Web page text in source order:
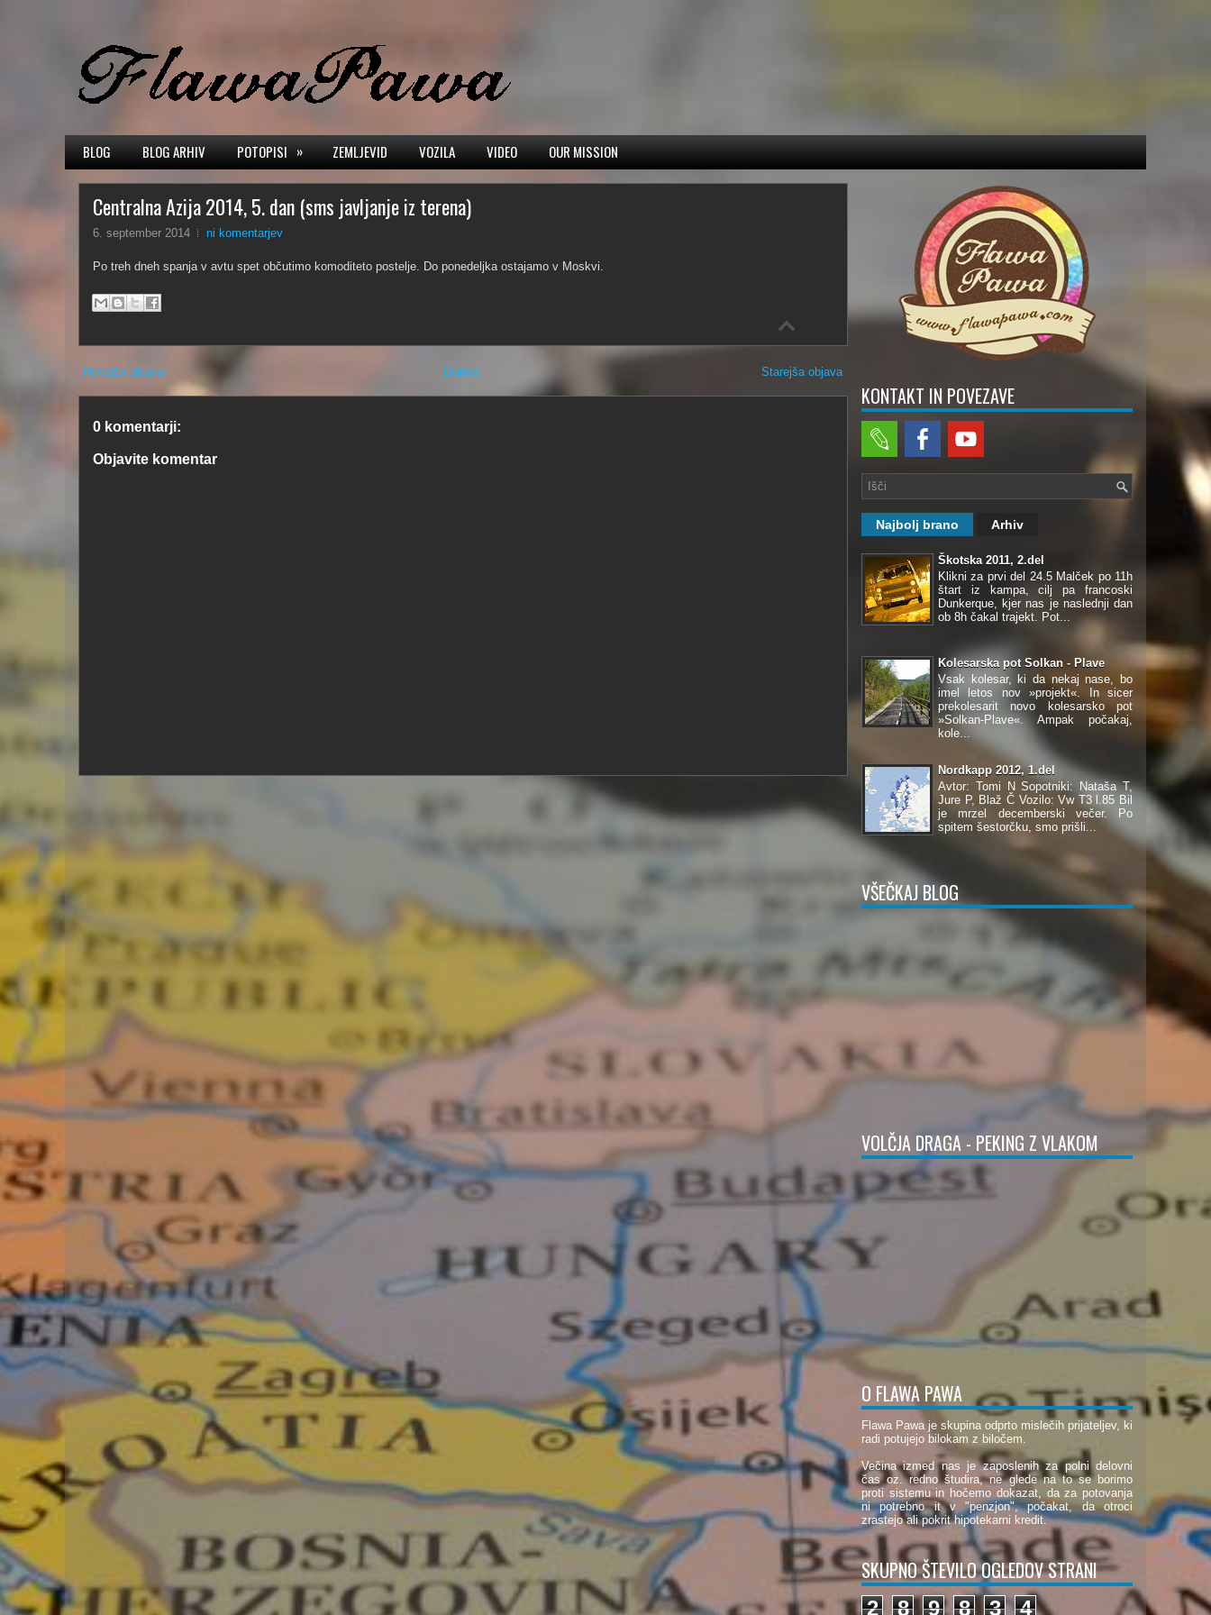
BLOG BLOG ARHIV POTOPISI » ZEMLJEVID VOZILA VIDEO OUR MISSION
Centralna Azija 2014, 5. dan (sms javljanje iz terena)
6. september 2014 ni komentarjev
Po treh dneh spanja v avtu spet občutimo komoditeto postelje. Do ponedeljka ostajamo v Moskvi.
Novejša objava Starejša objava
Domov
0 komentarji:
Objavite komentar
KONTAKT IN POVEZAVE
Najbolj brano Arhiv
Škotska 2011, 2.del
Klikni za prvi del 24.5 Malček po 11h
štart iz kampa, cilj pa francoski
Dunkerque, kjer nas je naslednji dan
ob 8h čakal trajekt. Pot...
Kolesarska pot Solkan - Plave
Vsak kolesar, ki da nekaj nase, bo
imel letos nov »projekt«. In sicer
prekolesarit novo kolesarsko pot
»Solkan-Plave«. Ampak počakaj,
kole...
Nordkapp 2012, 1.del
Avtor: Tomi N Sopotniki: Nataša T,
Jure P, Blaž Č Vozilo: Vw T3 l.85 Bil
je mrzel decemberski večer. Po
spitem šestorčku, smo prišli...
VŠEČKAJ BLOG
VOLČJA DRAGA - PEKING Z VLAKOM
O FLAWA PAWA
Flawa Pawa je skupina odprto mislečih prijateljev, ki
radi potujejo bilokam z biločem.
Večina izmed nas je zaposlenih za polni delovni
čas oz. redno študira, ne glede na to se borimo
proti sistemu in hočemo dokazat, da za potovanja
ni potrebno it v "penzjon", počakat, da otroci
zrastejo ali pokrit hipotekarni kredit.
SKUPNO ŠTEVILO OGLEDOV STRANI
2 8 9 8 3 4